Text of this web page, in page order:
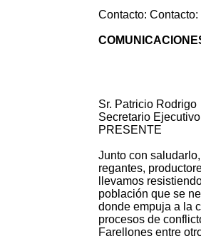
Contacto:
Sr. Patricio Rodrigo
Secretario
PRESENTE
Junto con
regantes,
llevamos
población que se
donde empuja a la
procesos de
Farellones entre